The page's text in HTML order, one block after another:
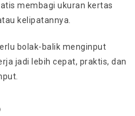
membagi ukuran kertas
kelipatannya.
bolak-balik menginput
jadi lebih cepat, praktis, dan